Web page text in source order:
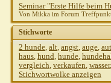
Seminar "Erste Hilfe beim
Von Mikka im Forum
Stichworte
2 hunde, alt, angst, auge,
haus, hund, hunde,
vergleich, verkaufen, wasser,
Stichwortwolke anzeigen